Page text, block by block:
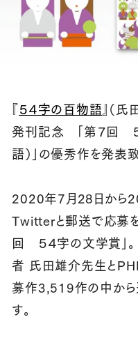
『５４字の百物語』（
発刊記念 「第７回
語）」の優秀作を発表致
2020年7月28日から
Twitterと郵送で応募を
回 ５４字の文学賞」。
者 氏田雄介先生と
募作3,519作の中から
す。